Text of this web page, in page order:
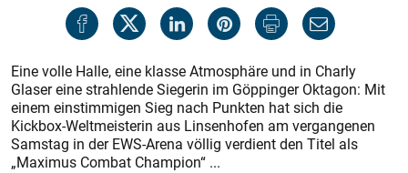
Eine volle Halle, eine klasse Atmosphäre und in Charly
Glaser eine strahlende Siegerin im Göppinger Oktagon: Mit
einem einstimmigen Sieg nach Punkten hat sich die
Kickbox-Weltmeisterin aus Linsenhofen am vergangenen
Samstag in der EWS-Arena völlig verdient den Titel als
„Maximus Combat Champion“ ...